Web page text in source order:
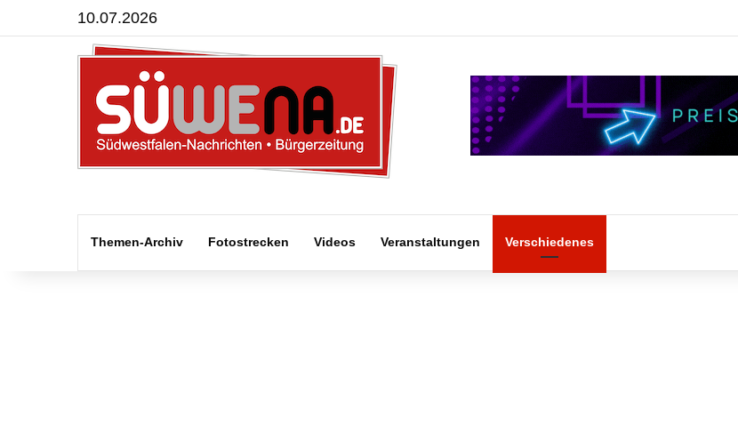
10.07.2026
Themen-Archiv Fotostrecken Videos Veranstaltungen Verschiedenes